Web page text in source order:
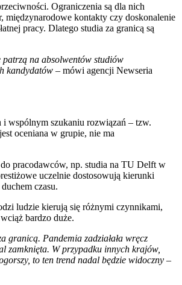
Ograniczenia są dla nich
międzynarodowe kontakty czy doskonalenie
pracy. Dlatego studia za granicą są
na absolwentów studiów
kandydatów – mówi agencji Newseria
i wspólnym szukaniu rozwiązań – tzw.
oceniana w grupie, nie ma
pracodawców, np. studia na TU Delft w
uczelnie dostosowują kierunki
czasu.
ludzie kierują się różnymi czynnikami,
bardzo duże.
granicą. Pandemia zadziałała wręcz
zamknięta. W przypadku innych krajów,
to ten trend nadal będzie widoczny –